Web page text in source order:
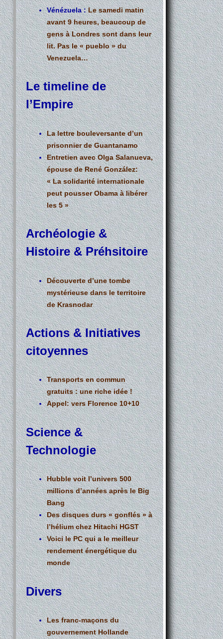
Vénézuela :Le samedi matin
avant 9 heures, beaucoup de
gens à Londres sont dans leur
lit. Pas le « pueblo » du
Venezuela…
Le timeline de
l’Empire
La lettre bouleversante d’un
prisonnier de Guantanamo
Entretien avec Olga Salanueva,
épouse de René González:
« La solidarité internationale
peut pousser Obama à libérer
les 5 »
Archéologie &
Histoire & Préhsitoire
Découverte d’une tombe
mystérieuse dans le territoire
de Krasnodar
Actions & Initiatives
citoyennes
Transports en commun
gratuits : une riche idée !
Appel: vers Florence 10+10
Science &
Technologie
Hubble voit l’univers 500
millions d’années après le Big
Bang
Des disques durs « gonflés » à
l’hélium chez Hitachi HGST
Voici le PC qui a le meilleur
rendement énergétique du
monde
Divers
Les franc-maçons du
gouvernement Hollande